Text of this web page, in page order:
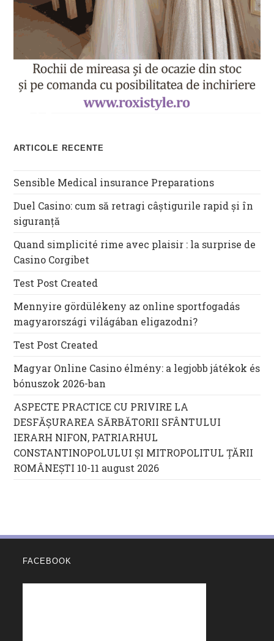
ARTICOLE RECENTE
Sensible Medical insurance Preparations
Duel Casino: cum să retragi câștigurile rapid și în
siguranță
Quand simplicité rime avec plaisir : la surprise de
Casino Corgibet
Test Post Created
Mennyire gördülékeny az online sportfogadás
magyarországi világában eligazodni?
Test Post Created
Magyar Online Casino élmény: a legjobb játékok és
bónuszok 2026-ban
ASPECTE PRACTICE CU PRIVIRE LA
DESFĂȘURAREA SĂRBĂTORII SFÂNTULUI
IERARH NIFON, PATRIARHUL
CONSTANTINOPOLULUI ŞI MITROPOLITUL ȚĂRII
ROMÂNEȘTI 10-11 august 2026
FACEBOOK